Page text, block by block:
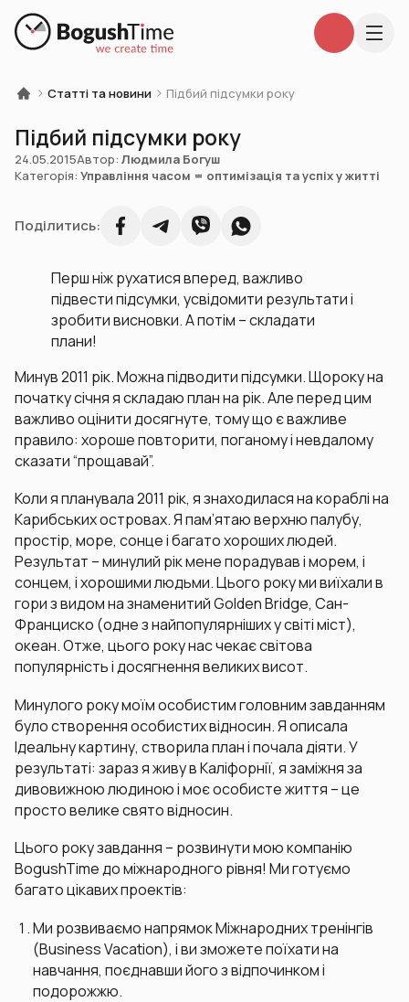
Статті та новини Підбий підсумки року
Підбий підсумки року
24.05.2015Автор: Людмила Богуш
Категорія: Управління часом = оптимізація та успіх у житті
Поділитись:
Перш ніж рухатися вперед, важливо
підвести підсумки, усвідомити результати і
зробити висновки. А потім – складати
плани!
Минув 2011 рік. Можна підводити підсумки. Щороку на
початку січня я складаю план на рік. Але перед цим
важливо оцінити досягнуте, тому що є важливе
правило: хороше повторити, поганому і невдалому
сказати “прощавай”.
Коли я планувала 2011 рік, я знаходилася на кораблі на
Карибських островах. Я пам’ятаю верхню палубу,
простір, море, сонце і багато хороших людей.
Результат – минулий рік мене порадував і морем, і
сонцем, і хорошими людьми. Цього року ми виїхали в
гори з видом на знаменитий Golden Bridge, Сан-
Франциско (одне з найпопулярніших у світі міст),
океан. Отже, цього року нас чекає світова
популярність і досягнення великих висот.
Минулого року моїм особистим головним завданням
було створення особистих відносин. Я описала
Ідеальну картину, створила план і почала діяти. У
результаті: зараз я живу в Каліфорнії, я заміжня за
дивовижною людиною і моє особисте життя – це
просто велике свято відносин.
Цього року завдання – розвинути мою компанію
BogushTime до міжнародного рівня! Ми готуємо
багато цікавих проектів:
Ми розвиваємо напрямок Міжнародних тренінгів
(Business Vacation), і ви зможете поїхати на
навчання, поєднавши його з відпочинком і
подорожжю.